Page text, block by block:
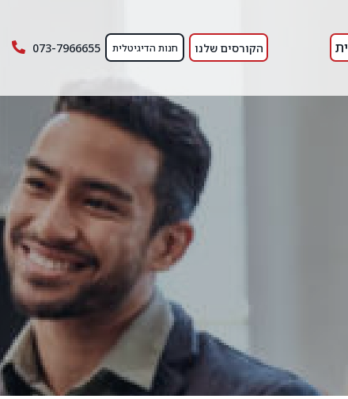
הקורסים שלנו חנות הדיגיטלית 073-7966655